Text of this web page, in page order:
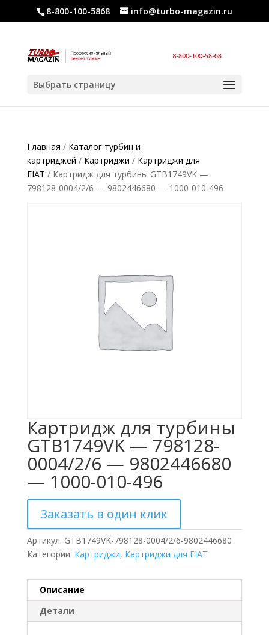
8-800-100-5868 info@turbo-magazin.ru
Выбрать страницу
Главная / Каталог турбин и
картриджей / Картриджи / Картриджи для
FIAT / Картридж для турбины GTB1749VK —
798128-0004/2/6 — 9802446680 — 1000-010-496
Картридж для турбины
GTB1749VK — 798128-
0004/2/6 — 9802446680
— 1000-010-496
Заказать в один клик
Артикул: GTB1749VK-798128-0004/2/6-9802446680
Категории: Картриджи, Картриджи для FIAT
Описание
Детали